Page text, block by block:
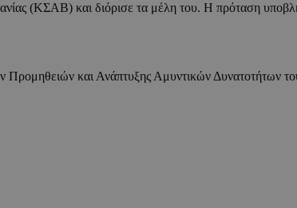
(ΚΣΑΒ) και διόρισε τα μέλη του. Η πρόταση
Προμηθειών και Ανάπτυξης Αμυντικών